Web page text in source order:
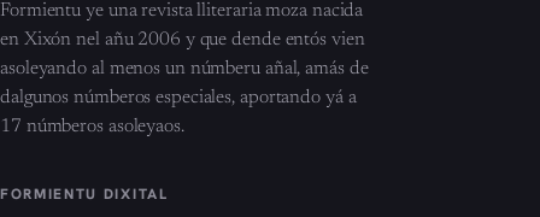
Formientu ye una revista lliteraria moza nacida
en Xixón nel añu 2006 y que dende entós vien
asoleyando al menos un númberu añal, amás de
dalgunos númberos especiales, aportando yá a
17 númberos asoleyaos.
FORMIENTU DIXITAL